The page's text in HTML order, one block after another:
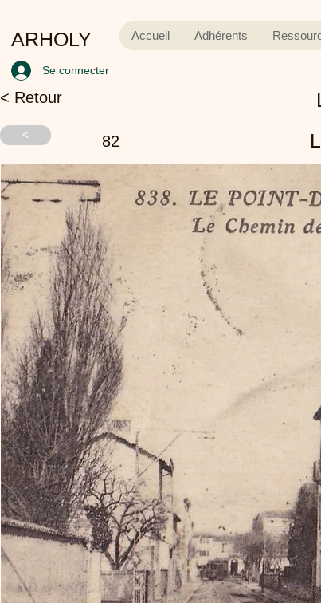
ARHOLY Accueil Adhérents
Se connecter
< Retour
< 82